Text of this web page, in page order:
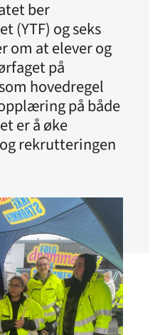
ber
(YTF) og seks
om at elever og
på
hovedregel
på både
er å øke
rekrutteringen